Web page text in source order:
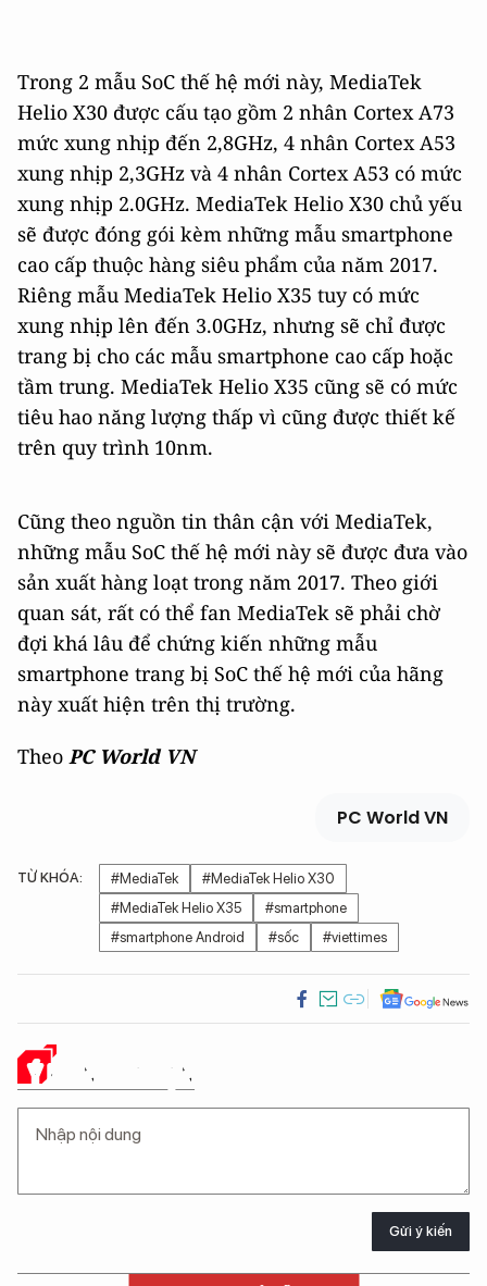
Trong 2 mẫu SoC thế hệ mới này, MediaTek
Helio X30 được cấu tạo gồm 2 nhân Cortex A73
mức xung nhịp đến 2,8GHz, 4 nhân Cortex A53
xung nhịp 2,3GHz và 4 nhân Cortex A53 có mức
xung nhịp 2.0GHz. MediaTek Helio X30 chủ yếu
sẽ được đóng gói kèm những mẫu smartphone
cao cấp thuộc hàng siêu phẩm của năm 2017.
Riêng mẫu MediaTek Helio X35 tuy có mức
xung nhịp lên đến 3.0GHz, nhưng sẽ chỉ được
trang bị cho các mẫu smartphone cao cấp hoặc
tầm trung. MediaTek Helio X35 cũng sẽ có mức
tiêu hao năng lượng thấp vì cũng được thiết kế
trên quy trình 10nm.
Cũng theo nguồn tin thân cận với MediaTek,
những mẫu SoC thế hệ mới này sẽ được đưa vào
sản xuất hàng loạt trong năm 2017. Theo giới
quan sát, rất có thể fan MediaTek sẽ phải chờ
đợi khá lâu để chứng kiến những mẫu
smartphone trang bị SoC thế hệ mới của hãng
này xuất hiện trên thị trường.
Theo PC World VN
PC World VN
TỪ KHÓA: #MediaTek
#MediaTek Helio X30
#MediaTek Helio X35
#smartphone
#smartphone Android
#sốc #viettimes
Ý KIẾN CỦA BẠN
Gửi ý kiến